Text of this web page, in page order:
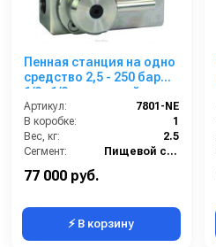
Пенная станция на одно
средство 2,5 - 250 бар
1/2г.1/2г.с подачей
воздуха
Артикул:
7801-NE
В коробке:
1
Вес, кг:
2.5
Сегмент:
Пищевой сегмент
77 000 руб.
⚡ В корзину